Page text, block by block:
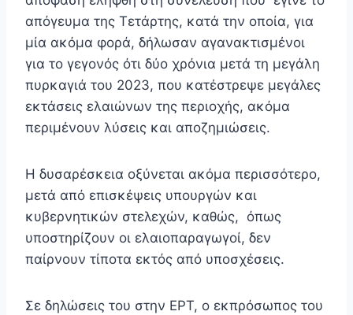
απόγευμα της Τετάρτης, κατά την οποία, για
μία ακόμα φορά, δήλωσαν αγανακτισμένοι
για το γεγονός ότι δύο χρόνια μετά τη μεγάλη
πυρκαγιά του 2023, που κατέστρεψε μεγάλες
εκτάσεις ελαιώνων της περιοχής, ακόμα
περιμένουν λύσεις και αποζημιώσεις.
Η δυσαρέσκεια οξύνεται ακόμα περισσότερο,
μετά από επισκέψεις υπουργών και
κυβερνητικών στελεχών, καθώς, όπως
υποστηρίζουν οι ελαιοπαραγωγοί, δεν
παίρνουν τίποτα εκτός από υποσχέσεις.
Σε δηλώσεις του στην ΕΡΤ, ο εκπρόσωπος του